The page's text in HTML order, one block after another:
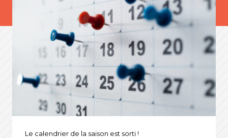
Le calendrier de la saison est sorti !